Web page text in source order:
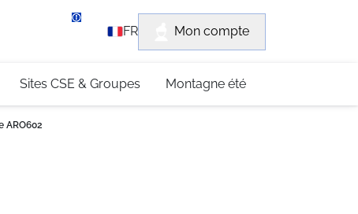
(0)4 79 96 30 69
FR Mon compte
Sites CSE & Groupes Montagne été
ARO602